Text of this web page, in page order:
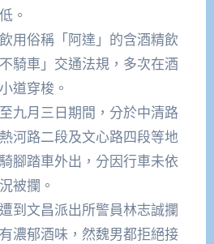
。
用俗稱「阿達」的含酒精飲
騎車」交通法規，多次在酒
道穿梭。
九月三日期間，分於中清路
河路二段及文心路四段等地
腳踏車外出，分因行車未依
被攔。
到文昌派出所警員林志誠攔
濃郁酒味，然魏男都拒絕接